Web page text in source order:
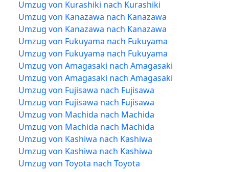
Umzug von Kurashiki nach Kurashiki
Umzug von Kanazawa nach Kanazawa
Umzug von Kanazawa nach Kanazawa
Umzug von Fukuyama nach Fukuyama
Umzug von Fukuyama nach Fukuyama
Umzug von Amagasaki nach Amagasaki
Umzug von Amagasaki nach Amagasaki
Umzug von Fujisawa nach Fujisawa
Umzug von Fujisawa nach Fujisawa
Umzug von Machida nach Machida
Umzug von Machida nach Machida
Umzug von Kashiwa nach Kashiwa
Umzug von Kashiwa nach Kashiwa
Umzug von Toyota nach Toyota